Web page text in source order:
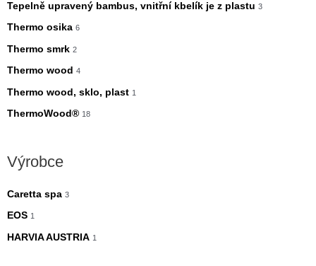
Tepelně upravený bambus, vnitřní kbelík je z plastu 3
Thermo osika 6
Thermo smrk 2
Thermo wood 4
Thermo wood, sklo, plast 1
ThermoWood® 18
Výrobce
Caretta spa 3
EOS 1
HARVIA AUSTRIA 1